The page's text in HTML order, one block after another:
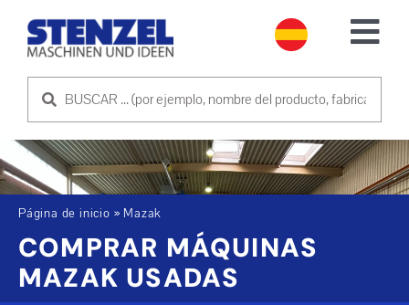
MÁQUINAS USADAS
VENDER MÁQUINA
SERVICIO
EMPRESA
Página de inicio » Mazak
COMPRAR MÁQUINAS
MAZAK USADAS